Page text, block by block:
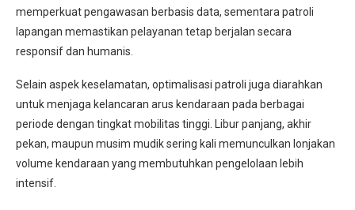
memperkuat pengawasan berbasis data, sementara patroli
lapangan memastikan pelayanan tetap berjalan secara
responsif dan humanis.
Selain aspek keselamatan, optimalisasi patroli juga diarahkan
untuk menjaga kelancaran arus kendaraan pada berbagai
periode dengan tingkat mobilitas tinggi. Libur panjang, akhir
pekan, maupun musim mudik sering kali memunculkan lonjakan
volume kendaraan yang membutuhkan pengelolaan lebih
intensif.